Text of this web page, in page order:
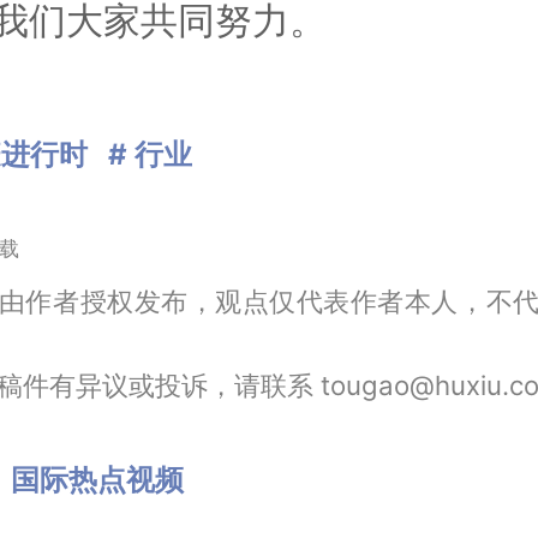
们大家共同努力。
行时 # 行业
作者授权发布，观点仅代表作者本人，不
件有异议或投诉，请联系
国际热点视频